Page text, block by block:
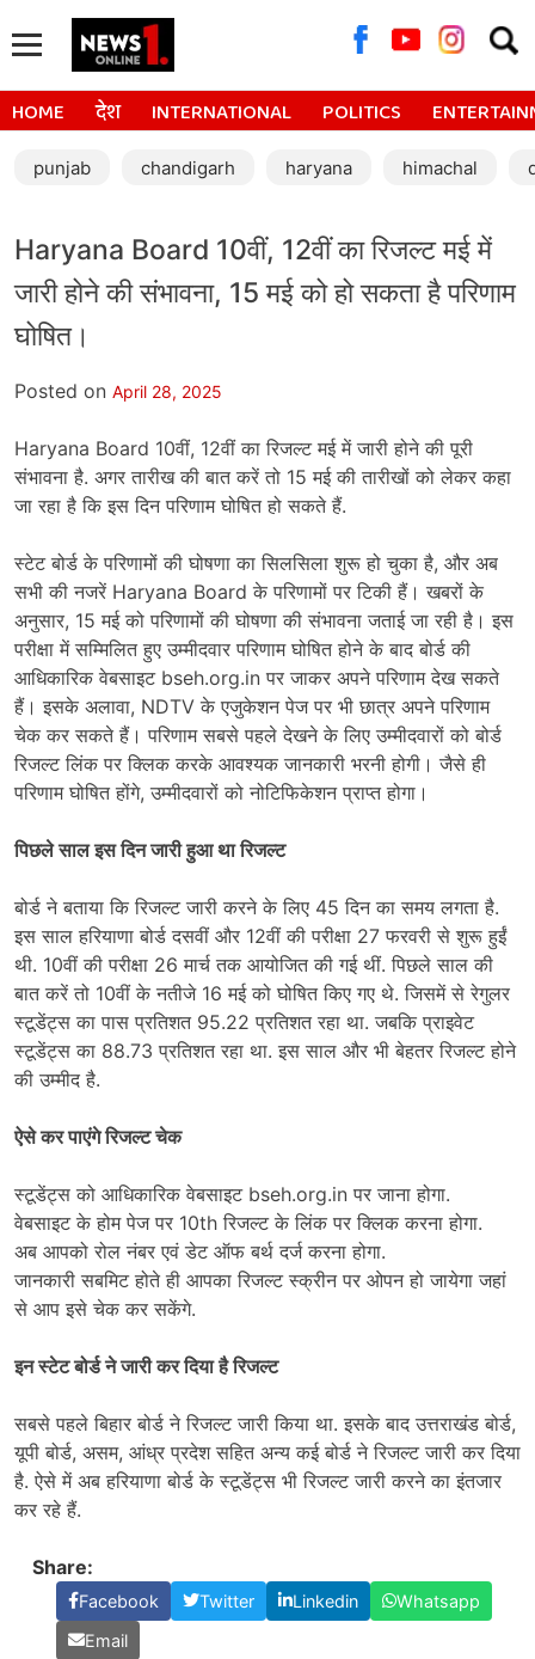
for:
HOME देश INTERNATIONAL POLITICS
punjab chandigarh haryana himachal
Haryana Board 10वीं, 12वीं का रिजल्ट मई में
जारी होने की संभावना, 15 मई को हो सकता है परिणाम
घोषित।
Posted on April 28, 2025
Haryana Board 10वीं, 12वीं का रिजल्ट मई में जारी होने की पूरी
संभावना है. अगर तारीख की बात करें तो 15 मई की तारीखों को लेकर कहा
जा रहा है कि इस दिन परिणाम घोषित हो सकते हैं.
स्टेट बोर्ड के परिणामों की घोषणा का सिलसिला शुरू हो चुका है, और अब
सभी की नजरें Haryana Board के परिणामों पर टिकी हैं। खबरों के
अनुसार, 15 मई को परिणामों की घोषणा की संभावना जताई जा रही है। इस
परीक्षा में सम्मिलित हुए उम्मीदवार परिणाम घोषित होने के बाद बोर्ड की
आधिकारिक वेबसाइट bseh.org.in पर जाकर अपने परिणाम देख सकते
हैं। इसके अलावा, NDTV के एजुकेशन पेज पर भी छात्र अपने परिणाम
चेक कर सकते हैं। परिणाम सबसे पहले देखने के लिए उम्मीदवारों को बोर्ड
रिजल्ट लिंक पर क्लिक करके आवश्यक जानकारी भरनी होगी। जैसे ही
परिणाम घोषित होंगे, उम्मीदवारों को नोटिफिकेशन प्राप्त होगा।
पिछले साल इस दिन जारी हुआ था रिजल्ट
बोर्ड ने बताया कि रिजल्ट जारी करने के लिए 45 दिन का समय लगता है.
इस साल हरियाणा बोर्ड दसवीं और 12वीं की परीक्षा 27 फरवरी से शुरू हुईं
थी. 10वीं की परीक्षा 26 मार्च तक आयोजित की गई थीं. पिछले साल की
बात करें तो 10वीं के नतीजे 16 मई को घोषित किए गए थे. जिसमें से रेगुलर
स्टूडेंट्स का पास प्रतिशत 95.22 प्रतिशत रहा था. जबकि प्राइवेट
स्टूडेंट्स का 88.73 प्रतिशत रहा था. इस साल और भी बेहतर रिजल्ट होने
की उम्मीद है.
ऐसे कर पाएंगे रिजल्ट चेक
स्टूडेंट्स को आधिकारिक वेबसाइट bseh.org.in पर जाना होगा.
वेबसाइट के होम पेज पर 10th रिजल्ट के लिंक पर क्लिक करना होगा.
अब आपको रोल नंबर एवं डेट ऑफ बर्थ दर्ज करना होगा.
जानकारी सबमिट होते ही आपका रिजल्ट स्क्रीन पर ओपन हो जायेगा जहां
से आप इसे चेक कर सकेंगे.
इन स्टेट बोर्ड ने जारी कर दिया है रिजल्ट
सबसे पहले बिहार बोर्ड ने रिजल्ट जारी किया था. इसके बाद उत्तराखंड बोर्ड,
यूपी बोर्ड, असम, आंध्र प्रदेश सहित अन्य कई बोर्ड ने रिजल्ट जारी कर दिया
है. ऐसे में अब हरियाणा बोर्ड के स्टूडेंट्स भी रिजल्ट जारी करने का इंतजार
कर रहे हैं.
Share:
Facebook Twitter Linkedin
Whatsapp
Email